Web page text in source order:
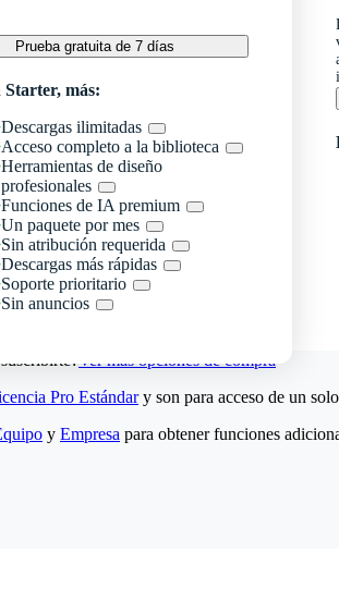
Prueba gratuita de 7 días
Starter, más:
Descargas ilimitadas
Acceso completo a la biblioteca
Herramientas de diseño
profesionales
Funciones de IA premium
Un paquete por mes
Sin atribución requerida
Descargas más rápidas
Soporte prioritario
Sin anuncios
Ver más opciones de compra
Pro Estándary son para acceso de un
y Empresa para obtener funciones